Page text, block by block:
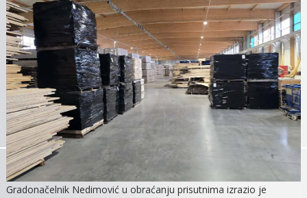
Gradonačelnik Nedimović u obraćanju prisutnima izrazio je